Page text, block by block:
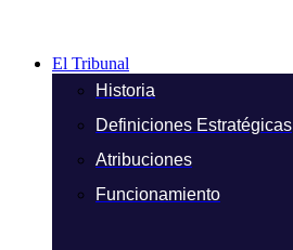
El Tribunal
Historia
Definiciones Estratégicas
Atribuciones
Funcionamiento